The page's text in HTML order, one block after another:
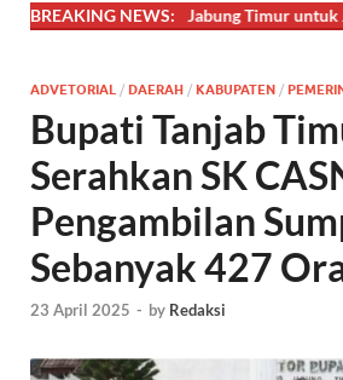
BREAKING NEWS:
Dari Tanjung Jabung Timur untuk
ADVETORIAL / DAERAH / KABUPATEN /
Bupati Tanjab
Serahkan SK
Pengambilan
Sebanyak 427
23 April 2025 - by Redaksi